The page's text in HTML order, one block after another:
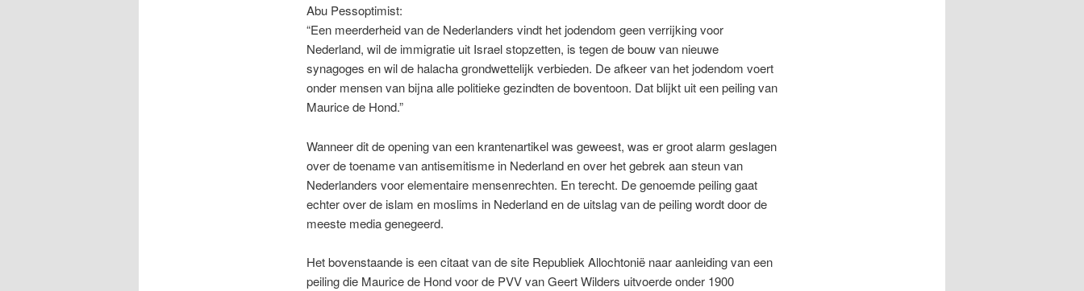
Abu Pessoptimist:
“Een meerderheid van de Nederlanders vindt het jodendom geen verrijking voor
Nederland, wil de immigratie uit Israel stopzetten, is tegen de bouw van nieuwe
synagoges en wil de halacha grondwettelijk verbieden. De afkeer van het jodendom voert
onder mensen van bijna alle politieke gezindten de boventoon. Dat blijkt uit een peiling van
Maurice de Hond.”
Wanneer dit de opening van een krantenartikel was geweest, was er groot alarm geslagen
over de toename van antisemitisme in Nederland en over het gebrek aan steun van
Nederlanders voor elementaire mensenrechten. En terecht. De genoemde peiling gaat
echter over de islam en moslims in Nederland en de uitslag van de peiling wordt door de
meeste media genegeerd.
Het bovenstaande is een citaat van de site Republiek Allochtonië naar aanleiding van een
peiling die Maurice de Hond voor de PVV van Geert Wilders uitvoerde onder 1900